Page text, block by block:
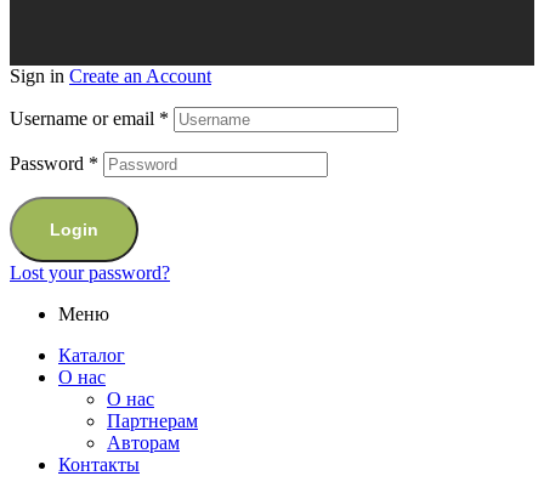
Sign in Create an Account
Username or email *
Password *
Login
Lost your password?
Меню
Каталог
О нас
О нас
Партнерам
Авторам
Контакты